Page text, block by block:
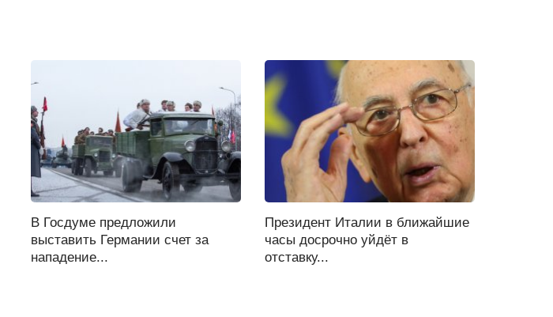
В Госдуме предложили
выставить Германии счет за
нападение...
Президент Италии в ближайшие
часы досрочно уйдёт в
отставку...